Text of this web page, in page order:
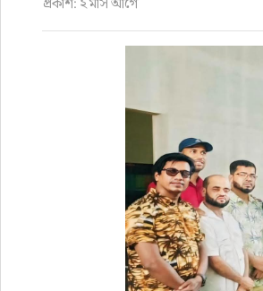
রাজনীতি